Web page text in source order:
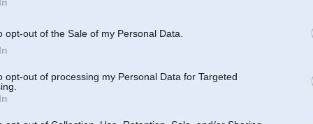
opt-out of the Sale of my Personal Data.
opt-out of processing my Personal Data for Targeted